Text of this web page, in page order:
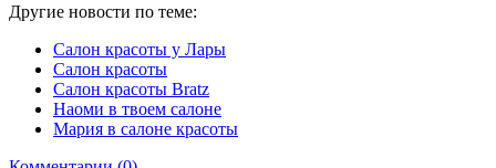
Другие новости по теме:
Салон красоты у Лары
Салон красоты
Салон красоты Bratz
Наоми в твоем салоне
Мария в салоне красоты